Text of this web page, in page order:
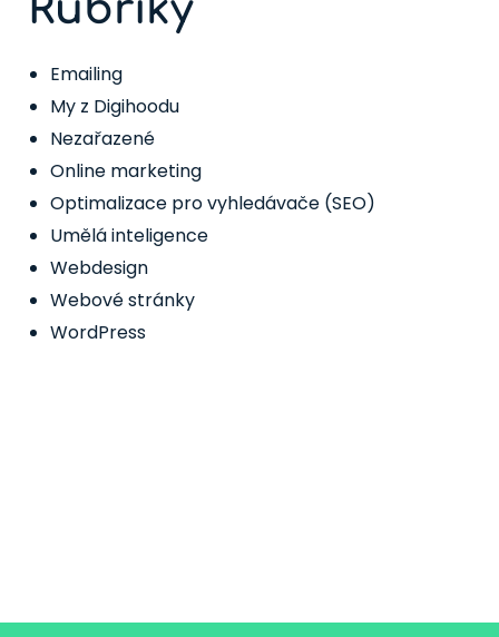
Rubriky
Emailing
My z Digihoodu
Nezařazené
Online marketing
Optimalizace pro vyhledávače (SEO)
Umělá inteligence
Webdesign
Webové stránky
WordPress